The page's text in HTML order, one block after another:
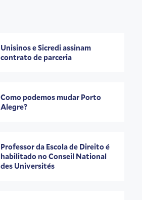
Unisinos e Sicredi assinam
contrato de parceria
Como podemos mudar Porto
Alegre?
Professor da Escola de Direito é
habilitado no Conseil National
des Universités